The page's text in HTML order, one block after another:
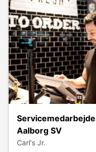
Aalborg SV
Carl's Jr.